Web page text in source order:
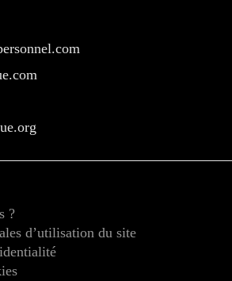
?
d’utilisation du site